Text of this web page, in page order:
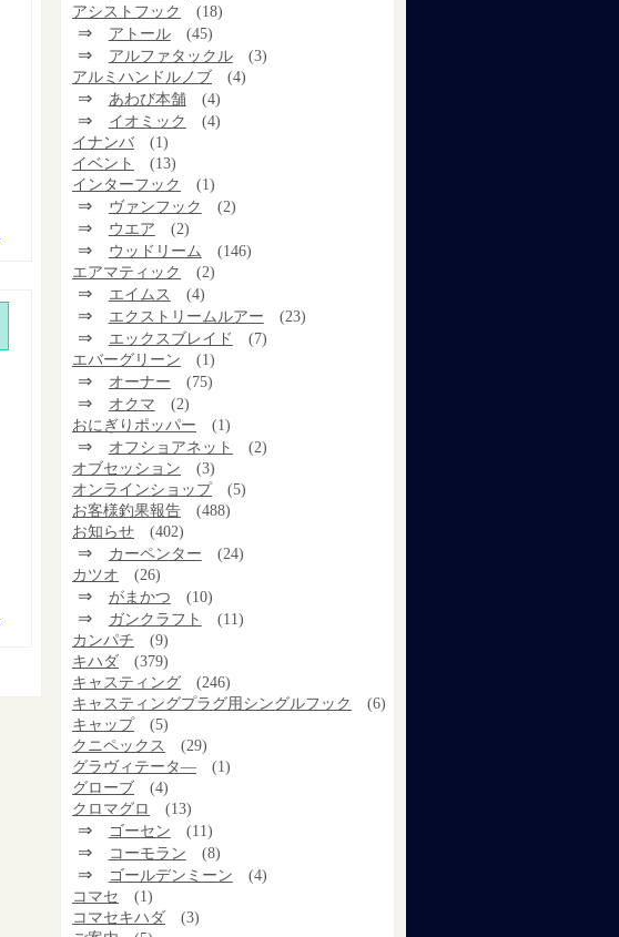
アシストフック
(18)
⇒ アトール (45)
⇒ アルファタックル
(3)
アルミハンドルノブ
(4)
⇒ あわび本舗 (4)
⇒ イオミック
(4)
イナンバ
(1)
イベント
(13)
インターフック
(1)
⇒ ヴァンフック (2)
⇒ ウエア (2)
⇒ ウッドリーム
(146)
エアマティック
(2)
⇒ エイムス (4)
⇒ エクストリームルアー (23)
⇒ エックスブレイド
(7)
エバーグリーン
(1)
⇒ オーナー (75)
⇒ オクマ
(2)
おにぎりポッパー
(1)
⇒ オフショアネット
(2)
オブセッション
(3)
オンラインショップ
(5)
お客様釣果報告
(488)
お知らせ
(402)
⇒ カーペンター
(24)
カツオ
(26)
⇒ がまかつ (10)
⇒ ガンクラフト
(11)
カンパチ
(9)
キハダ
(379)
キャスティング
(246)
キャスティングプラグ用シングルフック
(6)
キャップ
(5)
クニペックス
(29)
グラヴィテータ―
(1)
グローブ
(4)
クロマグロ
(13)
⇒ ゴーセン (11)
⇒ コーモラン (8)
⇒ ゴールデンミーン
(4)
コマセ
(1)
コマセキハダ
(3)